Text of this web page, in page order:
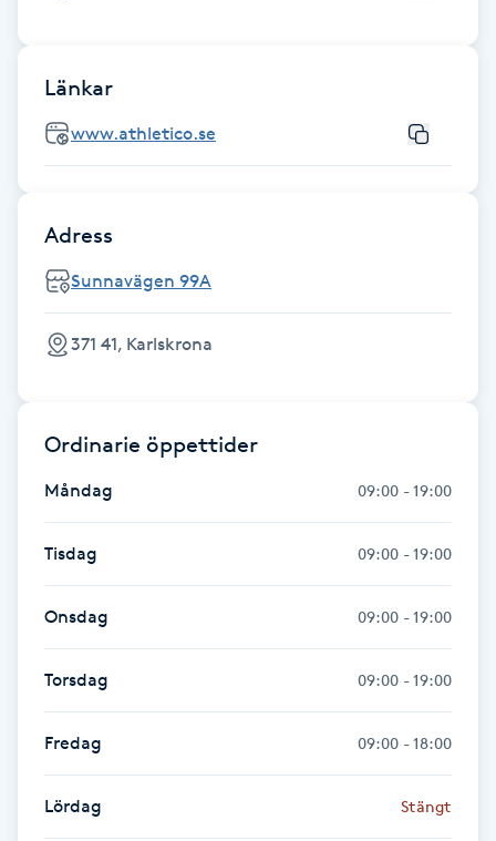
Gel naglar
Gelenaglar
Gravidmassage
Gravidyoga
Gruppträning
Hatha Yoga
Headspa
Healing
Herrklippning
HIFU
Länkar
www.athletico.se
Adress
Sunnavägen 99A
371 41, Karlskrona
Ordinarie öppettider
Måndag 09:00 - 19:00
Tisdag 09:00 - 19:00
Onsdag 09:00 - 19:00
Torsdag 09:00 - 19:00
Fredag 09:00 - 18:00
Lördag Stängt